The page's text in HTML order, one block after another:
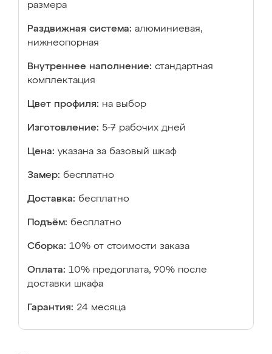
размера
Раздвижная система: алюминиевая,
нижнеопорная
Внутреннее наполнение: стандартная
комплектация
Цвет профиля: на выбор
Изготовление: 5-7 рабочих дней
Цена: указана за базовый шкаф
Замер: бесплатно
Доставка: бесплатно
Подъём: бесплатно
Сборка: 10% от стоимости заказа
Оплата: 10% предоплата, 90% после
доставки шкафа
Гарантия: 24 месяца